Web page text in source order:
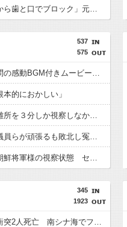
【悲報】「舌を入れてきたから歯と口でブロック」元ジャンポケ斉藤の不同意性交公判
537
575
首相官邸、高市首相熊本訪問の感動BGM付きムービーを投稿「全部が全部ありがたかったです」
的におかしい」
内閣広報官「高市総理が避難所を３分しか視察しなかったなんてデマ！50分いたぞ????」 →しかし事実上の視察は数分で正解
再審見直し法案、稲田朋美議員らが頑張るも敗北し冤罪当事者が失望する内容に終わる
高市総理の避難所訪問、北朝鮮将軍様の視察状態 セッティグされた場所に登場し 「ここは快適で至れり尽くせり、日本人で良かった」と賛美を受ける しかし他の避難所では…
345
1923
中国の海警局と海軍の船が衝突2人死亡 南シナ海でフィリピン船を追跡中、公表までに1年